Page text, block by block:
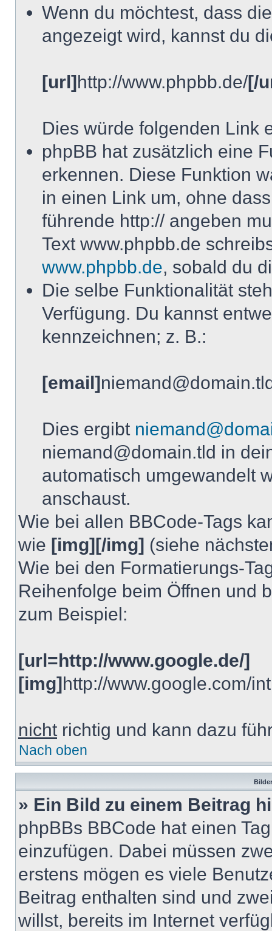
Wenn du möchtest, dass
angezeigt wird, kannst du
[url]http://www.phpbb.de/[/
Dies würde folgenden Link
phpBB hat zusätzlich eine
erkennen. Diese Funktion
in einen Link um, ohne
führende http:// angeben
Text www.phpbb.de
www.phpbb.de, sobald du
Die selbe Funktionalität
Verfügung. Du kannst
kennzeichnen; z. B.:
[email]
Dies ergibt
niemand@domain.tld in
automatisch umgewandelt
anschaust.
Wie bei allen BBCode-Tags
wie [img][/img] (siehe
Wie bei den Formatierungs-
Reihenfolge beim Öffnen und
zum Beispiel:
[url=http://www.google.de/]
[img]http://www.google.com/
nicht richtig und kann dazu
Nach oben
» Ein Bild zu einem Beitrag
phpBBs BBCode hat einen
einzufügen. Dabei müssen
erstens mögen es viele
Beitrag enthalten sind und
willst, bereits im Internet